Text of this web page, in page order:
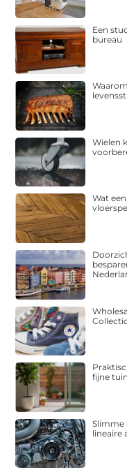
Een
bureau
Wielen
Wat
fijne tuin
Slimme
lineaire